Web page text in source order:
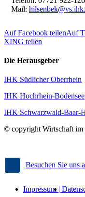
Mail:
Auf Facebook teilenAuf
XING teilen
Die Herausgeber
IHK Südlicher Oberrhein
IHK Hochrhein-Bodensee
IHK Schwarzwald-Baar-
© copyright Wirtschaft im
Besuchen Sie uns
Impressum |